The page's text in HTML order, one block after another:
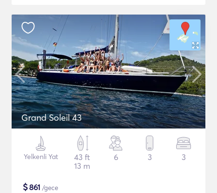
Grand Soleil 43
Yelkenli Yat
43 ft
13 m
6 3 3
$861 /gece